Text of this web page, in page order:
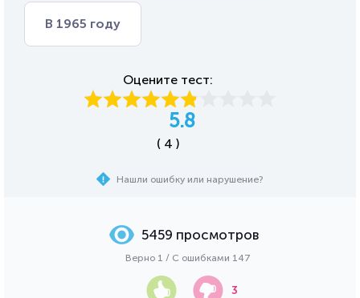
В 1965 году
Оцените тест:
5.8
( 4 )
Нашли ошибку или нарушение?
5459 просмотров
Верно 1 / С ошибками 147
3